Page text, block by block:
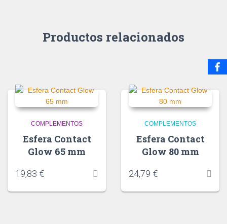
Productos relacionados
COMPLEMENTOS
Esfera Contact
Glow 65 mm
19,83 €
COMPLEMENTOS
Esfera Contact
Glow 80 mm
24,79 €